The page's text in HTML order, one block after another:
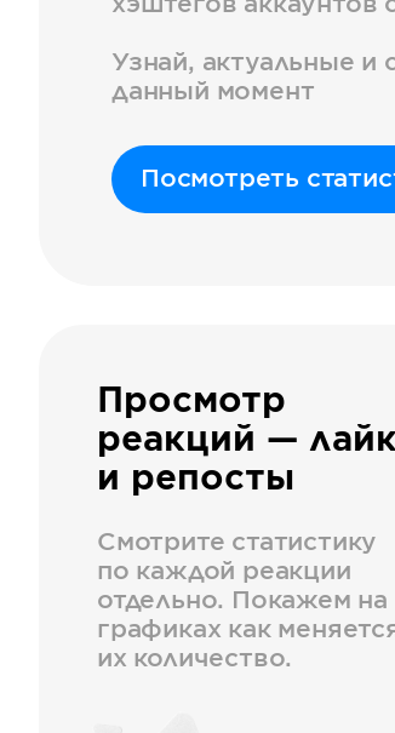
Узнай, актуальные и
данный момент
Посмотреть
Просмотр
реакций —
и репосты
Смотрите статистику
по каждой реакции
отдельно. Покажем на
графиках как
их количество.